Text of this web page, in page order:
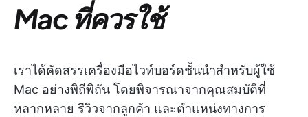
Mac ที่ควรใช้
เราได้คัดสรรเครื่องมือไวท์บอร์ดชั้นนำสำหรับผู้ใช้
Mac อย่างพิถีพิถัน โดยพิจารณาจากคุณสมบัติที่
หลากหลาย รีวิวจากลูกค้า และตำแหน่งทางการ